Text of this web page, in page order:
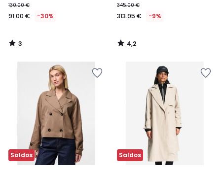
130.00 €
91.00 € -30%
3
/
345.00 €
313.95 € -9%
4,2
/
Saldos Saldos